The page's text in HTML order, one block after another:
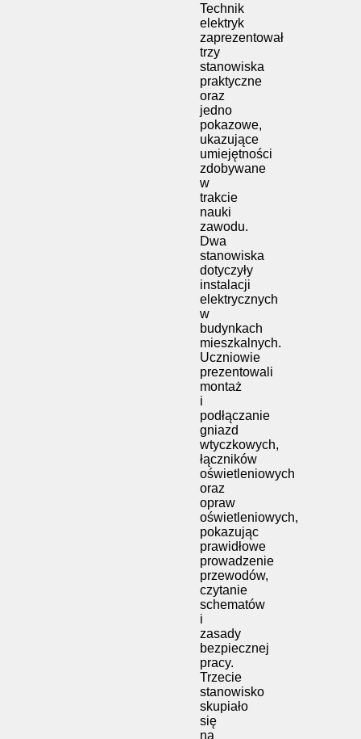
Technik
elektryk
zaprezentował
trzy
stanowiska
praktyczne
oraz
jedno
pokazowe,
ukazujące
umiejętności
zdobywane
w
trakcie
nauki
zawodu.
Dwa
stanowiska
dotyczyły
instalacji
elektrycznych
w
budynkach
mieszkalnych.
Uczniowie
prezentowali
montaż
i
podłączanie
gniazd
wtyczkowych,
łączników
oświetleniowych
oraz
opraw
oświetleniowych,
pokazując
prawidłowe
prowadzenie
przewodów,
czytanie
schematów
i
zasady
bezpiecznej
pracy.
Trzecie
stanowisko
skupiało
się
na